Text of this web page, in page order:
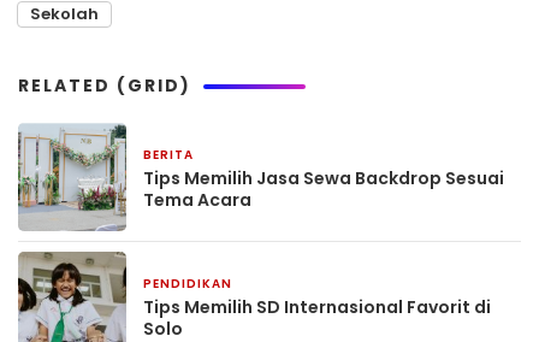
Sekolah
RELATED (GRID)
BERITA
Tips Memilih Jasa Sewa Backdrop Sesuai
Tema Acara
PENDIDIKAN
Tips Memilih SD Internasional Favorit di
Solo